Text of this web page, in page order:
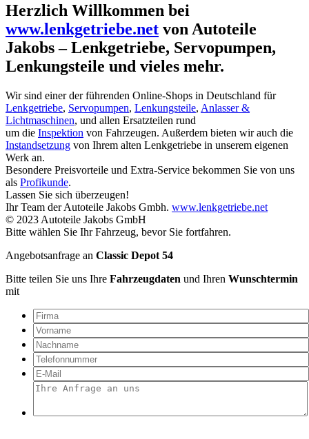
Herzlich Willkommen bei
www.lenkgetriebe.net von Autoteile
Jakobs – Lenkgetriebe, Servopumpen,
Lenkungsteile und vieles mehr.
Wir sind einer der führenden Online-Shops in Deutschland für
Lenkgetriebe, Servopumpen, Lenkungsteile, Anlasser &
Lichtmaschinen, und allen Ersatzteilen rund
um die Inspektion von Fahrzeugen. Außerdem bieten wir auch die
Instandsetzung von Ihrem alten Lenkgetriebe in unserem eigenen
Werk an.
Besondere Preisvorteile und Extra-Service bekommen Sie von uns
als Profikunde.
Lassen Sie sich überzeugen!
Ihr Team der Autoteile Jakobs Gmbh. www.lenkgetriebe.net
© 2023 Autoteile Jakobs GmbH
Bitte wählen Sie Ihr Fahrzeug, bevor Sie fortfahren.
Angebotsanfrage an Classic Depot 54
Bitte teilen Sie uns Ihre Fahrzeugdaten und Ihren Wunschtermin
mit